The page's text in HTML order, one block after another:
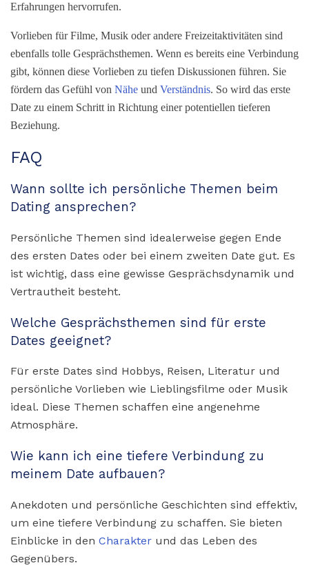
Erfahrungen hervorrufen.
Vorlieben für Filme, Musik oder andere Freizeitaktivitäten sind
ebenfalls tolle Gesprächsthemen. Wenn es bereits eine Verbindung
gibt, können diese Vorlieben zu tiefen Diskussionen führen. Sie
fördern das Gefühl von Nähe und Verständnis. So wird das erste
Date zu einem Schritt in Richtung einer potentiellen tieferen
Beziehung.
FAQ
Wann sollte ich persönliche Themen beim
Dating ansprechen?
Persönliche Themen sind idealerweise gegen Ende
des ersten Dates oder bei einem zweiten Date gut. Es
ist wichtig, dass eine gewisse Gesprächsdynamik und
Vertrautheit besteht.
Welche Gesprächsthemen sind für erste
Dates geeignet?
Für erste Dates sind Hobbys, Reisen, Literatur und
persönliche Vorlieben wie Lieblingsfilme oder Musik
ideal. Diese Themen schaffen eine angenehme
Atmosphäre.
Wie kann ich eine tiefere Verbindung zu
meinem Date aufbauen?
Anekdoten und persönliche Geschichten sind effektiv,
um eine tiefere Verbindung zu schaffen. Sie bieten
Einblicke in den Charakter und das Leben des
Gegenübers.